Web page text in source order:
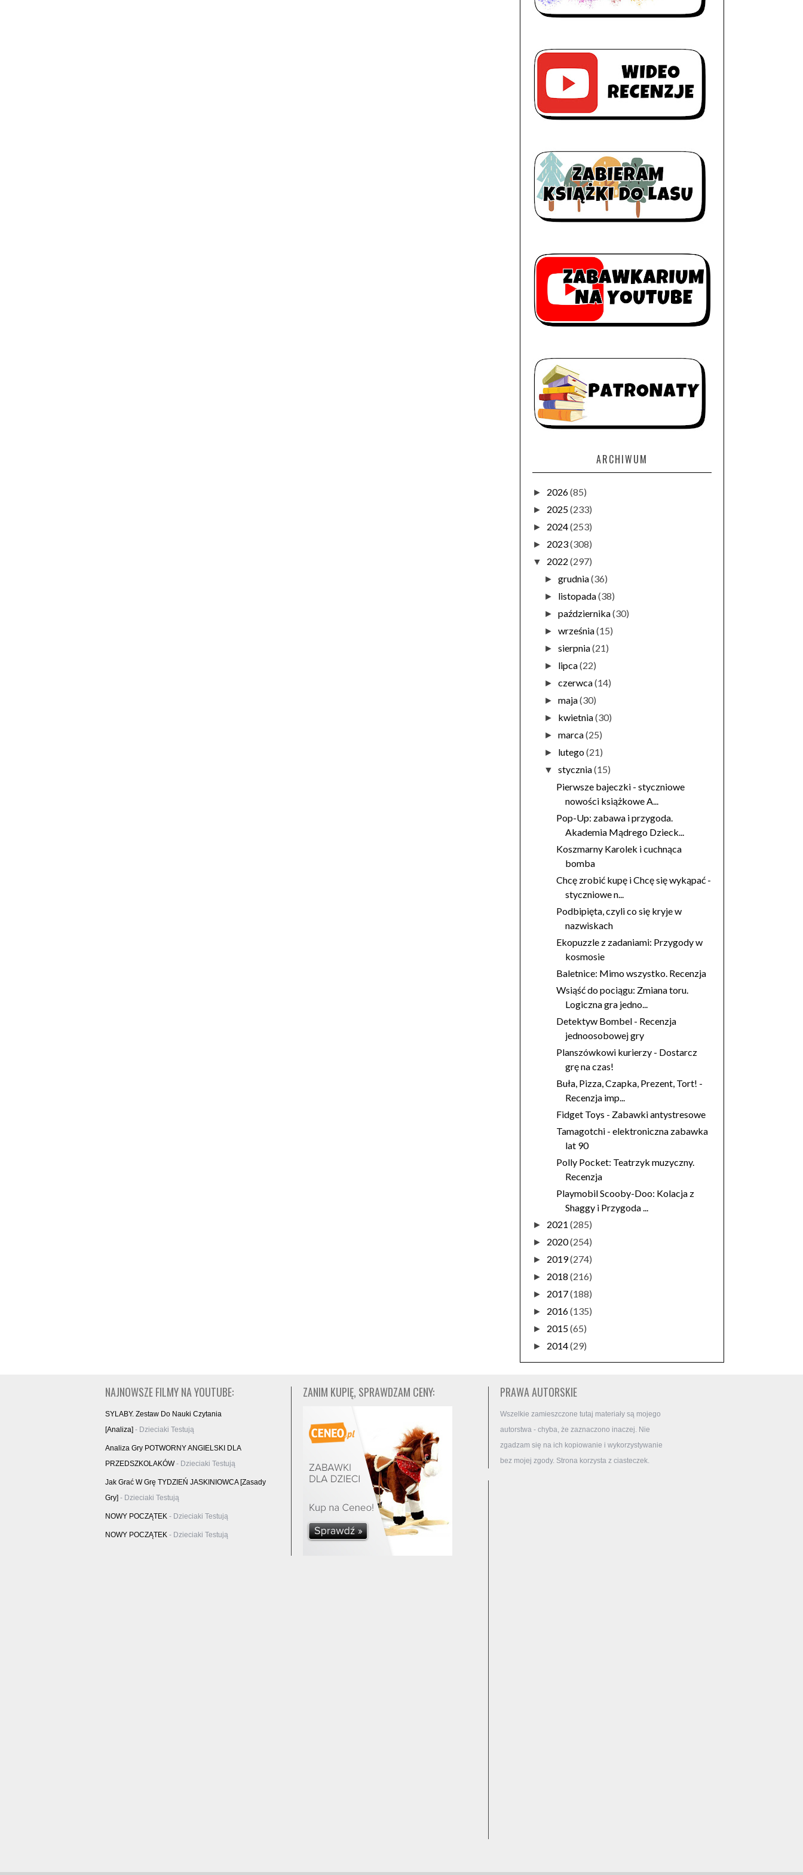
ARCHIWUM
► 2026(85)
► 2025(233)
► 2024(253)
► 2023(308)
▼ 2022 (297)
►grudnia(36)
► listopada(38)
►października(30)
►września(15)
►sierpnia(21)
► lipca(22)
►czerwca(14)
►maja(30)
► kwietnia(30)
►marca(25)
► lutego(21)
▼stycznia(15)
Pierwsze bajeczki - styczniowe
nowości książkowe A...
Pop-Up: zabawa i przygoda.
Akademia Mądrego Dzieck...
Koszmarny Karolek i cuchnąca
bomba
Chcę zrobić kupę i Chcę się wykąpać -
styczniowe n...
Podbipięta, czyli co się kryje w
nazwiskach
Ekopuzzle z zadaniami: Przygody w
kosmosie
Baletnice: Mimo wszystko. Recenzja
Wsiąść do pociągu: Zmiana toru.
Logiczna gra jedno...
Detektyw Bombel - Recenzja
jednoosobowej gry
Planszówkowi kurierzy - Dostarcz
grę na czas!
Buła, Pizza, Czapka, Prezent, Tort! -
Recenzja imp...
Fidget Toys - Zabawki antystresowe
Tamagotchi - elektroniczna zabawka
lat 90
Polly Pocket: Teatrzyk muzyczny.
Recenzja
Playmobil Scooby-Doo: Kolacja z
Shaggy i Przygoda ...
► 2021 (285)
► 2020(254)
► 2019(274)
► 2018 (216)
► 2017(188)
► 2016(135)
► 2015(65)
► 2014(29)
NAJNOWSZE FILMY NA YOUTUBE:
SYLABY. Zestaw Do Nauki Czytania
[analiza] - Dzieciaki Testują
Analiza Gry POTWORNY ANGIELSKI DLA
PRZEDSZKOLAKÓW- Dzieciaki Testują
Jak Grać W Grę TYDZIEŃ JASKINIOWCA [zasady
Gry] - Dzieciaki Testują
NOWY POCZĄTEK - Dzieciaki Testują
NOWY POCZĄTEK - Dzieciaki Testują
ZANIM KUPIĘ, SPRAWDZAM CENY: PRAWA AUTORSKIE
Wszelkie zamieszczone tutaj materiały są mojego
autorstwa - chyba, że zaznaczono inaczej. Nie
zgadzam się na ich kopiowanie i wykorzystywanie
bez mojej zgody. Strona korzysta z ciasteczek.